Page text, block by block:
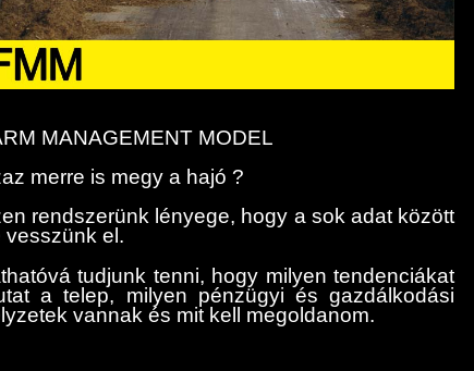
MANAGEMENT MODEL
merre is megy a hajó ?
rendszerünk lényege, hogy a sok adat között
vesszünk el.
tudjunk tenni, hogy milyen tendenciákat
a telep, milyen pénzügyi és gazdálkodási
vannak és mit kell megoldanom.